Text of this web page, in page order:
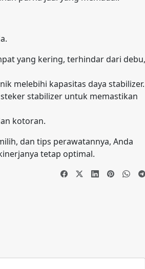
yang kering, terhindar dari debu,
melebihi kapasitas daya stabilizer.
stabilizer untuk memastikan
kotoran.
dan tips perawatannya, Anda
tetap optimal.